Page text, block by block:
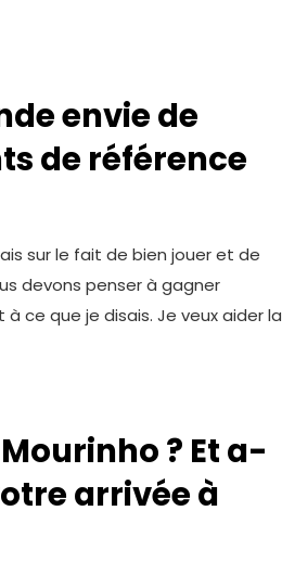
envie de
de référence
sur le fait de bien jouer et de
devons penser à gagner
ce que je disais. Je veux aider la
? Et a-
arrivée à